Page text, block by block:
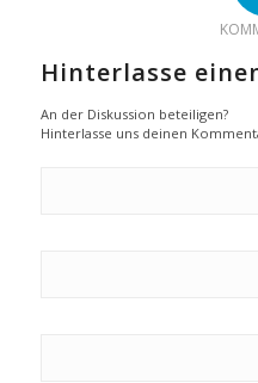
Hinterlasse
An der Diskussion beteiligen?
Hinterlasse uns deinen